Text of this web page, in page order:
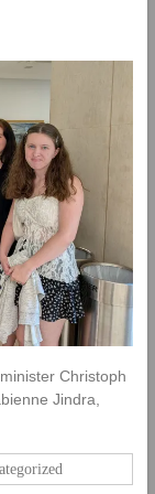
Christoph
Jindra,